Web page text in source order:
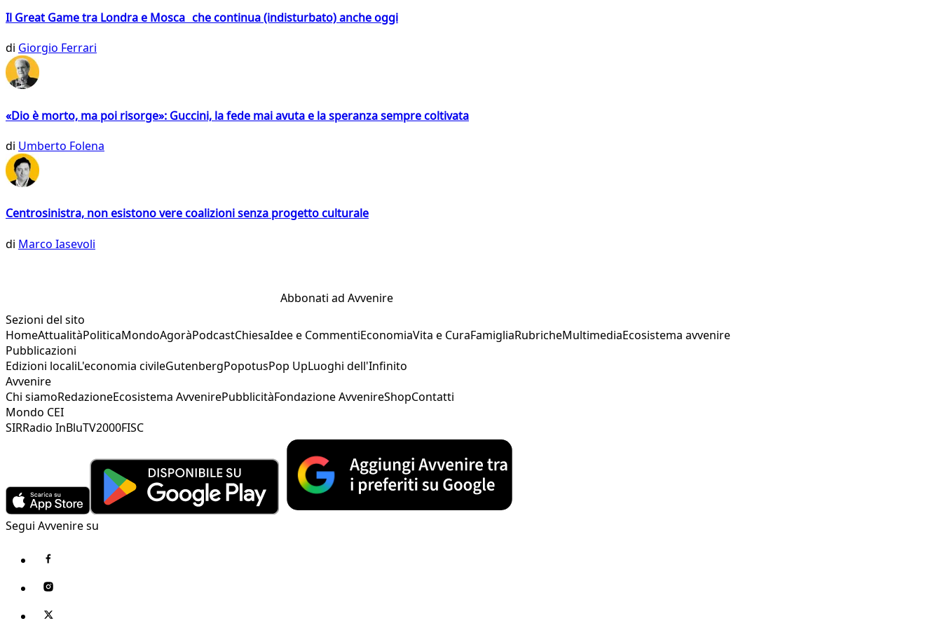
Il Great Game tra Londra e Mosca che continua (indisturbato) anche oggi
di Giorgio Ferrari
«Dio è morto, ma poi risorge»: Guccini, la fede mai avuta e la speranza sempre coltivata
di Umberto Folena
Centrosinistra, non esistono vere coalizioni senza progetto culturale
di Marco Iasevoli
Abbonati ad Avvenire
Sezioni del sito
HomeAttualitàPoliticaMondoAgoràPodcastChiesaIdee e CommentiEconomiaVita e CuraFamigliaRubricheMultimediaEcosistema avvenire
Pubblicazioni
Edizioni localiL'economia civileGutenbergPopotusPop UpLuoghi dell'Infinito
Avvenire
Chi siamoRedazioneEcosistema AvvenirePubblicitàFondazione AvvenireShopContatti
Mondo CEI
SIRRadio InBluTV2000FISC
Segui Avvenire su